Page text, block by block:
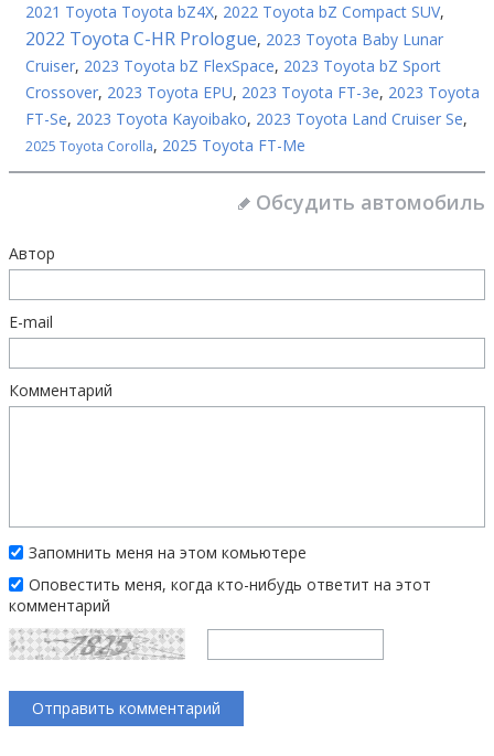
2021 Toyota Toyota bZ4X, 2022 Toyota bZ Compact SUV,
2022 Toyota C-HR Prologue, 2023 Toyota Baby Lunar
Cruiser, 2023 Toyota bZ FlexSpace, 2023 Toyota bZ Sport
Crossover, 2023 Toyota EPU, 2023 Toyota FT-3e, 2023 Toyota
FT-Se, 2023 Toyota Kayoibako, 2023 Toyota Land Cruiser Se,
2025 Toyota Corolla, 2025 Toyota FT-Me
Обсудить автомобиль
Автор
E-mail
Комментарий
Запомнить меня на этом комьютере
Оповестить меня, когда кто-нибудь ответит на этот
комментарий